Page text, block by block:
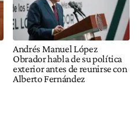
Andrés Manuel López
Obrador habla de su política
exterior antes de reunirse con
Alberto Fernández